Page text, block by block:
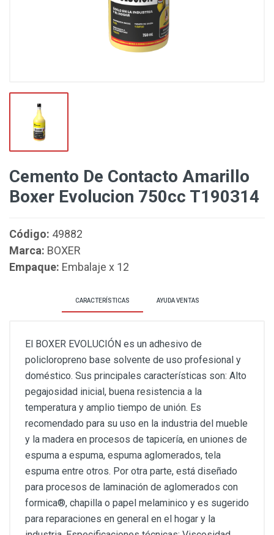
Cemento De Contacto Amarillo
Boxer Evolucion 750cc T190314
Código: 49882
Marca: BOXER
Empaque: Embalaje x 12
CARACTERÍSTICAS AYUDA VENTAS
El BOXER EVOLUCIÓN es un adhesivo de
policloropreno base solvente de uso profesional y
doméstico. Sus principales características son: Alto
pegajosidad inicial, buena resistencia a la
temperatura y amplio tiempo de unión. Es
recomendado para su uso en la industria del mueble
y la madera en procesos de tapicería, en uniones de
espuma a espuma, espuma aglomerados, tela
espuma entre otros. Por otra parte, está diseñado
para procesos de laminación de aglomerados con
formica®, chapilla o papel melaminico y es sugerido
para reparaciones en general en el hogar y la